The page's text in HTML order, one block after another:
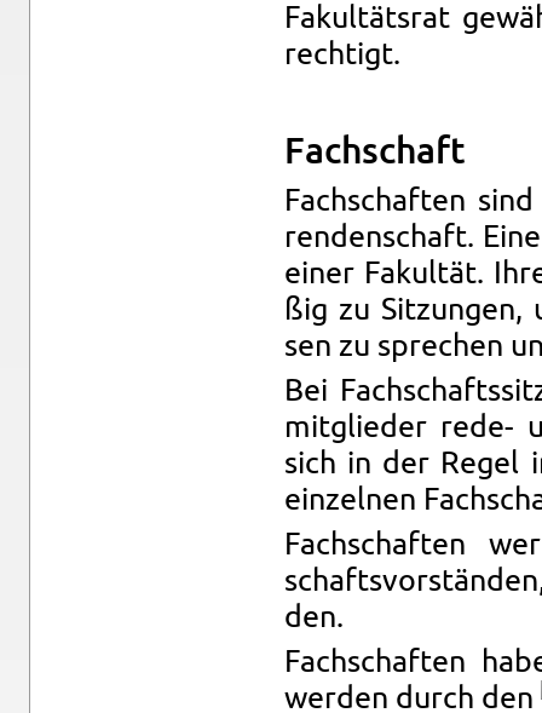
Fa­kul­täts­rat
rech­tigt.
Fach­schaft
Fach­schaf­ten
ren­den­schaft.
einer Fa­kul­tät.
ßig zu
sen zu spre­chen
Bei
mit­glie­der rede-
sich in der Regel
ein­zel­nen
Fach­schaf­ten
den.
Fach­schaf­ten
wer­den durch den